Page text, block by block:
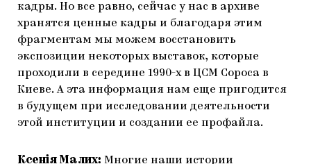
кадры. Но все равно, сейчас у нас в архиве
хранятся ценные кадры и благодаря этим
фрагментам мы можем восстановить
экспозиции некоторых выставок, которые
проходили в середине 1990-х в ЦСМ Сороса в
Киеве. А эта информация нам еще пригодится
в будущем при исследовании деятельности
этой институции и создании ее профайла.
Ксенiя Малих: Многие наши истории